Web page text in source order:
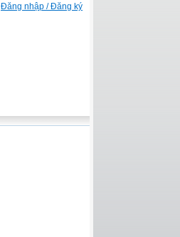
Đăng nhập / Đăng ký